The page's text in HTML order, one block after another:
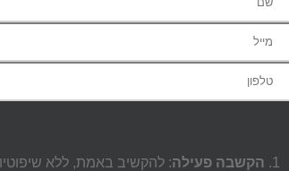
הקשבה פעילה: להקשיב באמת, ללא